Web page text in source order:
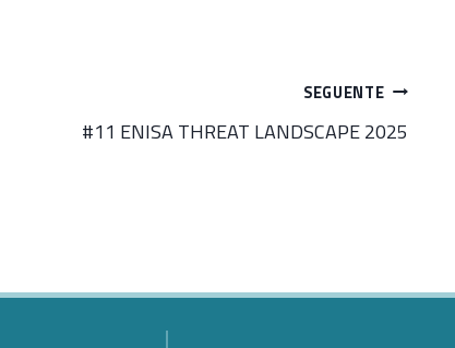
SEGUENTE
#11 ENISA THREAT LANDSCAPE 2025